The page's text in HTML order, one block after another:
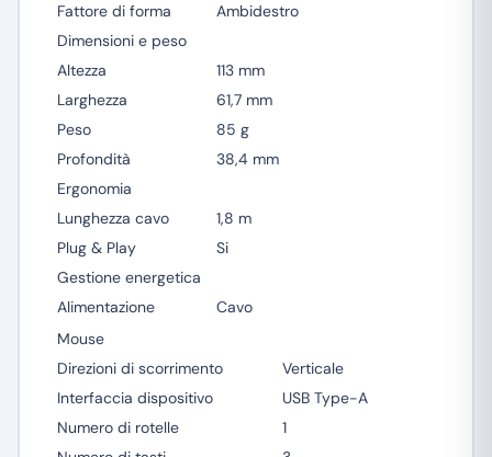
Fattore di forma
Ambidestro
Dimensioni e peso
Altezza
113 mm
Larghezza
61,7 mm
Peso
85 g
Profondità
38,4 mm
Ergonomia
Lunghezza cavo
1,8 m
Plug & Play
Si
Gestione energetica
Alimentazione
Cavo
Mouse
Direzioni di scorrimento
Verticale
Interfaccia dispositivo
USB Type-A
Numero di rotelle
1